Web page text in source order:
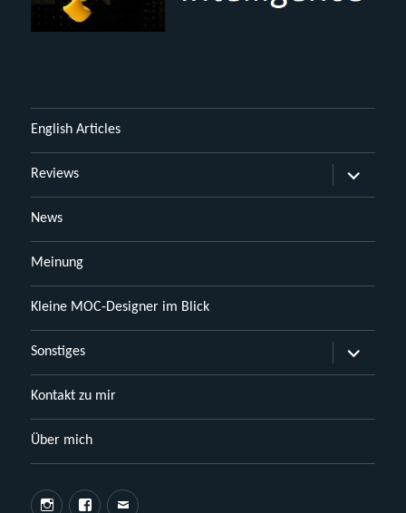
English Articles
Reviews
öffnen
News
Meinung
Kleine MOC-Designer im Blick
Sonstiges
öffnen
Kontakt zu mir
Über mich
InstagramFacebook
E-